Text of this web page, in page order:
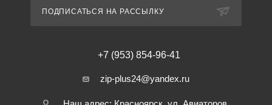
ПОДПИСАТЬСЯ НА РАССЫЛКУ
+7 (953) 854-96-41
zip-plus24@yandex.ru